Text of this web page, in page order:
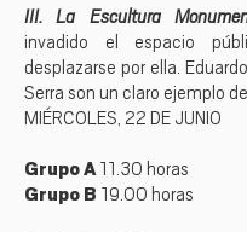
III. La Escultura
invadido el espacio
desplazarse por ella.
Serra son un claro ejemplo
MIÉRCOLES, 22 DE JUNIO
Grupo A11.30 horas
Grupo B 19.00 horas